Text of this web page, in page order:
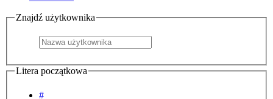
Znajdź użytkownika
Litera początkowa
#